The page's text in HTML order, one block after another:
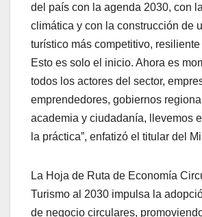
del país con la agenda 2030, con
climática y con la construcción de
turístico más competitivo,
Esto es solo el inicio. Ahora es
todos los actores del sector,
emprendedores, gobiernos
academia y ciudadanía, llevemos
la práctica”, enfatizó el titular del
La Hoja de Ruta de Economía
Turismo al 2030 impulsa la
de negocio circulares,